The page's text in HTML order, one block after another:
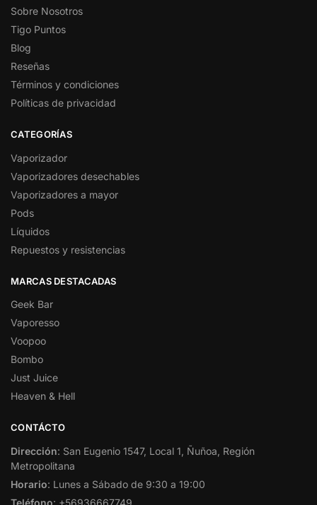
Sobre Nosotros
Tigo Puntos
Blog
Reseñas
Términos y condiciones
Políticas de privacidad
CATEGORÍAS
Vaporizador
Vaporizadores desechables
Vaporizadores a mayor
Pods
Líquidos
Repuestos y resistencias
MARCAS DESTACADAS
Geek Bar
Vaporesso
Voopoo
Bombo
Just Juice
Heaven & Hell
CONTÁCTO
Dirección: San Eugenio 1547, Local 1, Ñuñoa, Región
Metropolitana
Horario: Lunes a Sábado de 9:30 a 19:00
Teléfono: +56936667749